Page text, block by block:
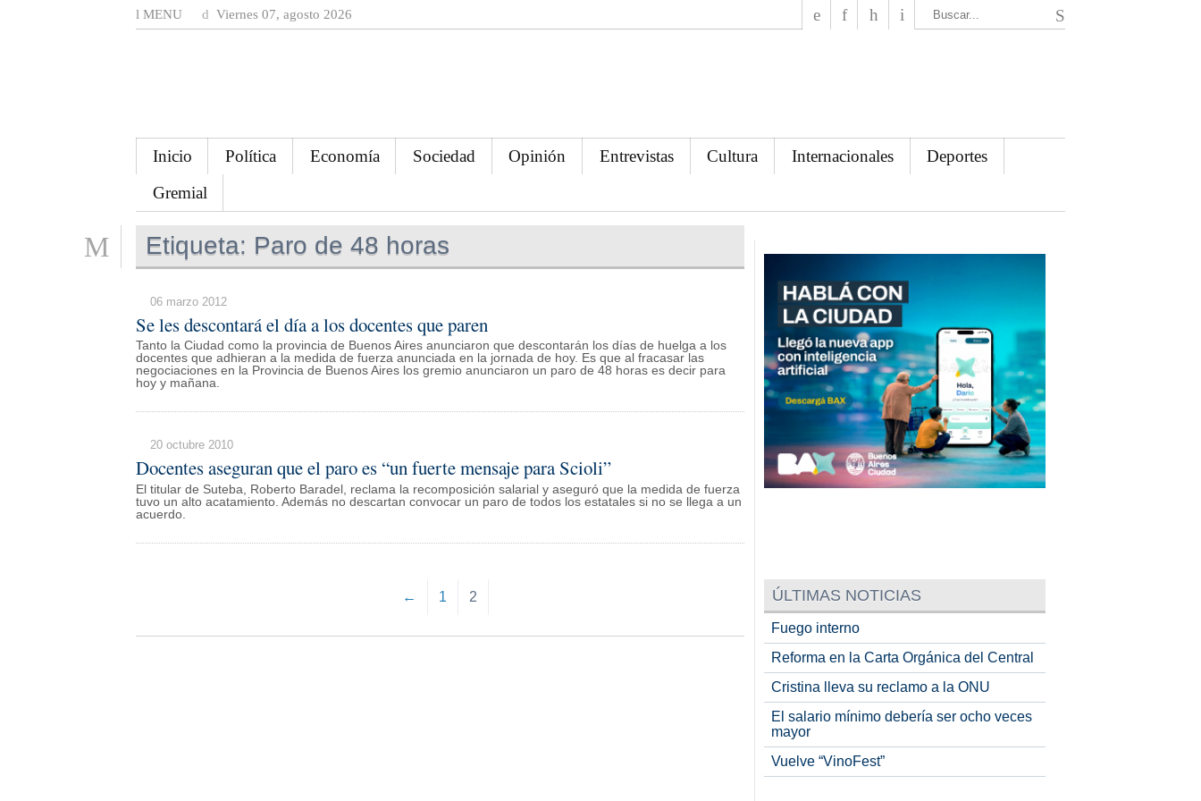
MENU Viernes 07, agosto 2026
Inicio Política Economía Sociedad Opinión Entrevistas Cultura Internacionales
Deportes
Gremial
Etiqueta: Paro de 48 horas
06 marzo 2012
Se les descontará el día a los docentes que paren
Tanto la Ciudad como la provincia de Buenos Aires anunciaron que descontarán los días de huelga a los
docentes que adhieran a la medida de fuerza anunciada en la jornada de hoy. Es que al fracasar las
negociaciones en la Provincia de Buenos Aires los gremio anunciaron un paro de 48 horas es decir para
hoy y mañana.
20 octubre 2010
Docentes aseguran que el paro es “un fuerte mensaje para Scioli”
El titular de Suteba, Roberto Baradel, reclama la recomposición salarial y aseguró que la medida de fuerza
tuvo un alto acatamiento. Además no descartan convocar un paro de todos los estatales si no se llega a un
acuerdo.
← 1 2 ÚLTIMAS NOTICIAS
Fuego interno
Reforma en la Carta Orgánica del Central
Cristina lleva su reclamo a la ONU
El salario mínimo debería ser ocho veces
mayor
Vuelve “VinoFest”